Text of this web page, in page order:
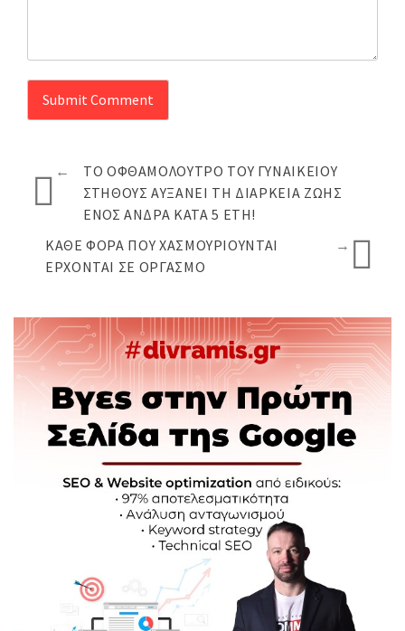
←
ΤΟ ΟΦΘΑΜΌΛΟΥΤΡΟ ΤΟΥ ΓΥΝΑΙΚΕΊΟΥ
ΣΤΉΘΟΥΣ ΑΥΞΆΝΕΙ ΤΗ ΔΙΆΡΚΕΙΑ ΖΩΉΣ
ΕΝΌΣ ΆΝΔΡΑ ΚΑΤΆ 5 ΈΤΗ!
ΚΆΘΕ ΦΟΡΆ ΠΟΥ ΧΑΣΜΟΥΡΙΟΎΝΤΑΙ
ΈΡΧΟΝΤΑΙ ΣΕ ΟΡΓΑΣΜΌ
→